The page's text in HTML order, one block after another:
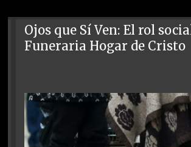
Ojos que Sí Ven: El rol
Funeraria Hogar de Cristo